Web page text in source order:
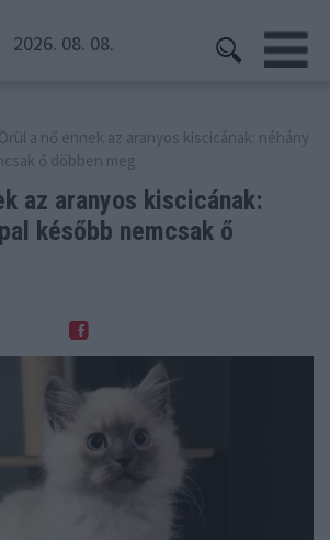
2026. 08. 08.
a nő ennek az aranyos kiscicának: néhány
ő döbben meg
az aranyos kiscicának:
később nemcsak ő